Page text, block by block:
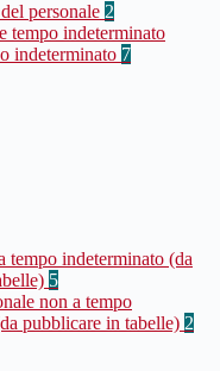
personale 2
tempo indeterminato
indeterminato 7
tempo indeterminato (da
5
non a tempo
pubblicare in tabelle) 2